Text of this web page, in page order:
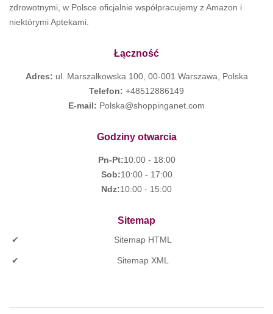
zdrowotnymi, w Polsce oficjalnie współpracujemy z Amazon i
niektórymi Aptekami.
Łączność
Adres: ul. Marszałkowska 100, 00-001 Warszawa, Polska
Telefon: +48512886149
E-mail: Polska@shoppinganet.com
Godziny otwarcia
Pn-Pt:10:00 - 18:00
Sob:10:00 - 17:00
Ndz:10:00 - 15:00
Sitemap
Sitemap HTML
Sitemap XML